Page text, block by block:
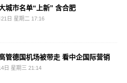
城市名单“上新” 含合肥
日 星期二 17:16
管德国机场被带走 看中企国际营销
日 星期三 21:14